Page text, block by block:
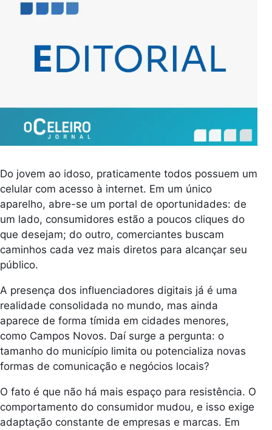
Do jovem ao idoso, praticamente todos possuem um
celular com acesso à internet. Em um único
aparelho, abre-se um portal de oportunidades: de
um lado, consumidores estão a poucos cliques do
que desejam; do outro, comerciantes buscam
caminhos cada vez mais diretos para alcançar seu
público.
A presença dos influenciadores digitais já é uma
realidade consolidada no mundo, mas ainda
aparece de forma tímida em cidades menores,
como Campos Novos. Daí surge a pergunta: o
tamanho do município limita ou potencializa novas
formas de comunicação e negócios locais?
O fato é que não há mais espaço para resistência. O
comportamento do consumidor mudou, e isso exige
adaptação constante de empresas e marcas. Em